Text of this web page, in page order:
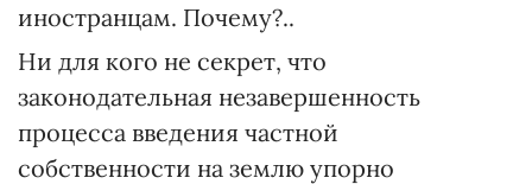
иностранцам. Почему?..
Ни для кого не секрет, что
законодательная незавершенность
процесса введения частной
собственности на землю упорно